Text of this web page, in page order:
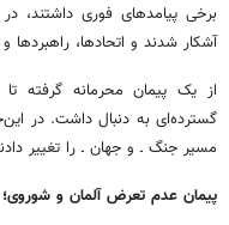
برخی پیامدهای فوری داشتند،
آشکار شدند و اتحادها، راهبردها
از یک پیمان محرمانه گرفته
مسیر جنگ ـ و جهان ـ را تغییر
پیمان عدم تعرض آلمان و شوروی؛ ۲۳ اوت ۱۹۳۹ [